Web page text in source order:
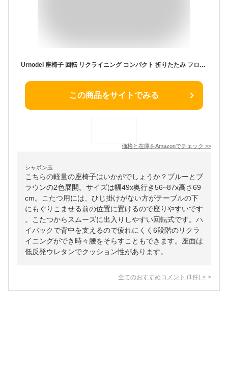
Urnodel 座椅子 回転 リクライニング コンパクト 折りたたみ フロアチェア 座椅子ソファ 低反発ウレタン 6段階 コンパクト 軽量 一人用 おしゃれ 新生活 母の日 父の日 敬老の日 誕生日 プレゼント ギフト ブルー YS15003JP-BL
この商品をサイトでみる
価格と在庫をAmazonでチェック >>
シャボン玉
こちらの軽量の座椅子はいかがでしょうか？ブルーとブ
ラウンの2色展開。サイズは幅49x奥行き56~87x高さ69
cm。こたつ用には、ひじ掛けがない方がテーブルの下
にもぐりこませる前の位置に置けるので座りやすいです
。こたつからスムーズに出入りしやすい回転式です。ハ
イバックで背中を支えるので疲れにくく6段階のリクラ
イニングができ時々腰をそらすこともできます。座面は
低反発ウレタンでクッション性があります。
全てのおすすめコメント (1 件) >